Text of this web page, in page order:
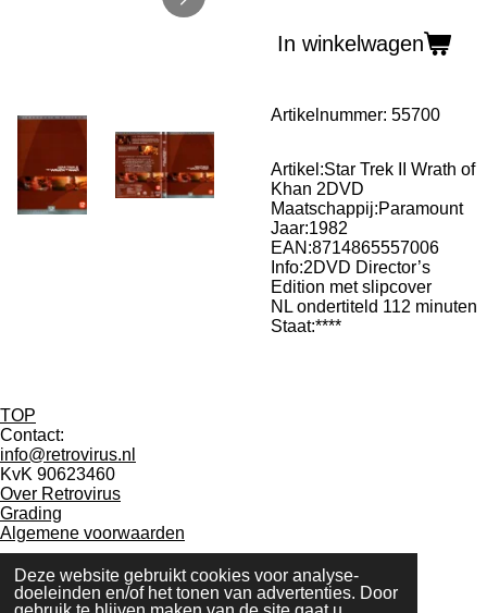
Deze website gebruikt cookies voor analyse-
doeleinden en/of het tonen van advertenties. Door
In winkelwagen
Artikelnummer: 55700
Artikel:Star Trek II Wrath of
Khan 2DVD
Maatschappij:Paramount
Jaar:1982
EAN:8714865557006
Info:2DVD Director’s
Edition met slipcover
NL ondertiteld 112 minuten
Staat:****
TOP
Contact:
info@retrovirus.nl
KvK 90623460
Over Retrovirus
Grading
Algemene voorwaarden
F
I